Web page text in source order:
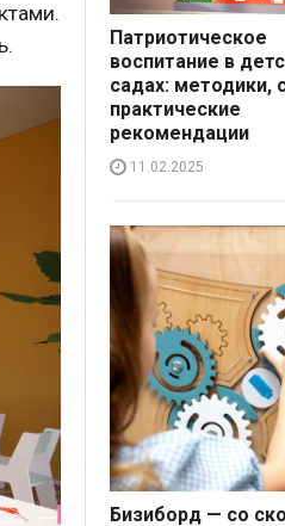
Патриотическое
воспитание в
садах: методики,
практические
рекомендации
11.02.2025
Бизиборд — со